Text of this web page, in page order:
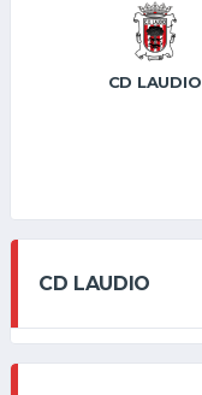
CD LAUDIO
CD LAUDIO